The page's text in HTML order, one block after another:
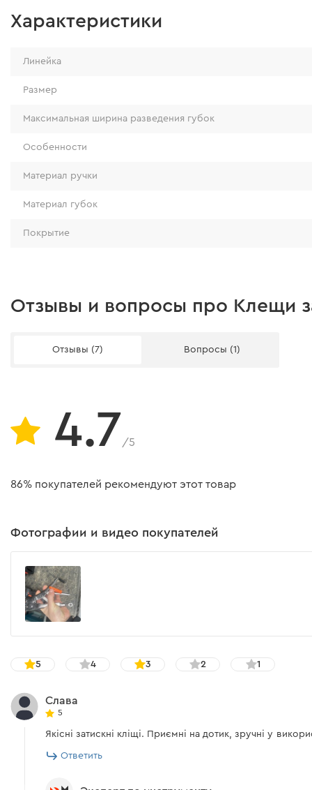
Характеристики
Линейка
Размер
Максимальная ширина разведения губок
Особенности
Материал ручки
Материал губок
Покрытие
Отзывы и вопросы про Клещи
Отзывы (7) Вопросы (1)
4.7/5
86% покупателей рекомендуют этот товар
Фотографии и видео покупателей
5 4 3 2 1
Слава
5
Якісні затискні кліщі. Приємні на дотик, зручні у
Ответить